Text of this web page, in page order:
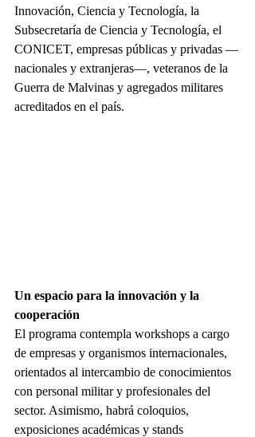
Innovación, Ciencia y Tecnología, la
Subsecretaría de Ciencia y Tecnología, el
CONICET, empresas públicas y privadas —
nacionales y extranjeras—, veteranos de la
Guerra de Malvinas y agregados militares
acreditados en el país.
Un espacio para la innovación y la
cooperación
El programa contempla workshops a cargo
de empresas y organismos internacionales,
orientados al intercambio de conocimientos
con personal militar y profesionales del
sector. Asimismo, habrá coloquios,
exposiciones académicas y stands